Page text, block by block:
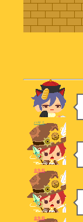
ハサミ
金魚姫
金魚姫